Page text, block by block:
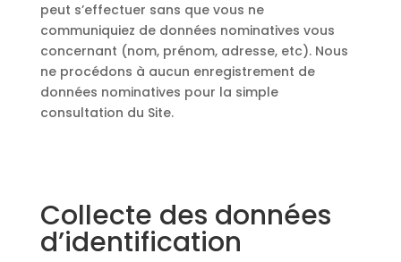
peut s’effectuer sans que vous ne
communiquiez de données nominatives vous
concernant (nom, prénom, adresse, etc). Nous
ne procédons à aucun enregistrement de
données nominatives pour la simple
consultation du Site.
Collecte des données
d’identification